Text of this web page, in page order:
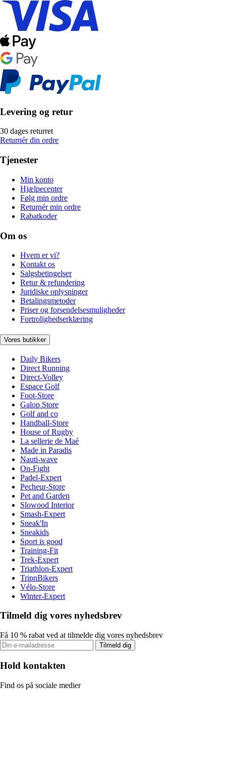
Levering og retur
30 dages returret
Returnér din ordre
Tjenester
Min konto
Hjælpecenter
Følg min ordre
Returnér min ordre
Rabatkoder
Om os
Hvem er vi?
Kontakt os
Salgsbetingelser
Retur & refundering
Juridiske oplysninger
Betalingsmetoder
Priser og forsendelsesmuligheder
Fortrolighedserklæring
Vores butikker
Daily Bikers
Direct Running
Direct-Volley
Espace Golf
Foot-Store
Galop Store
Golf and co
Handball-Store
House of Rugby
La sellerie de Maé
Made in Paradis
Nauti-wave
On-Fight
Padel-Expert
Pecheur-Store
Pet and Garden
Slowood Interior
Smash-Expert
Sneak'In
Sneakids
Sport is good
Training-Fit
Trek-Expert
Triathlon-Expert
TripnBikers
Vélo-Store
Winter-Expert
Tilmeld dig vores nyhedsbrev
Få 10 % rabat ved at tilmelde dig vores nyhedsbrev
Tilmeld dig
Hold kontakten
Find os på sociale medier